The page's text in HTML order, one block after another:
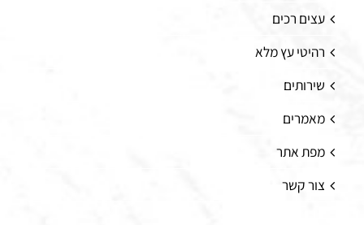
עצים רכים
רהיטי עץ מלא
שירותים
מאמרים
מפת אתר
צור קשר